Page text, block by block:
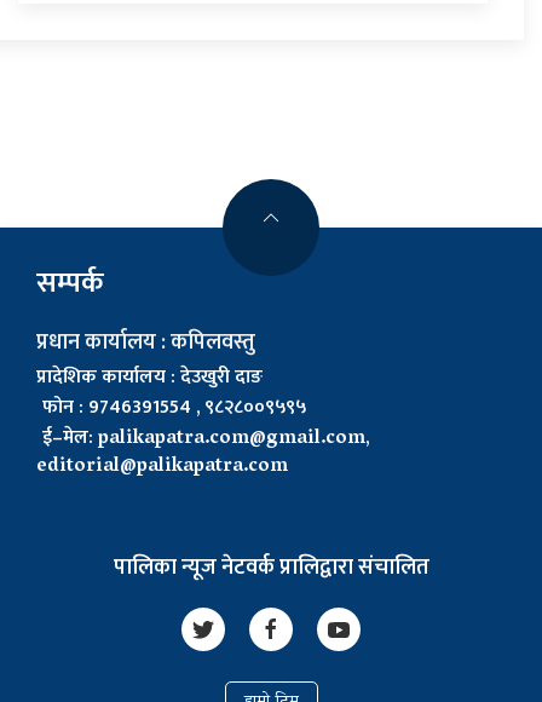
सम्पर्क
प्रधान कार्यालय : कपिलवस्तु
प्रादेशिक कार्यालय : देउखुरी दाङ
फोन : 9746391554 , ९८२८००९५९५
ई–मेल:palikapatra.com@gmail.com,
editorial@palikapatra.com
पालिका न्यूज नेटवर्क प्रालिद्वारा संचालित